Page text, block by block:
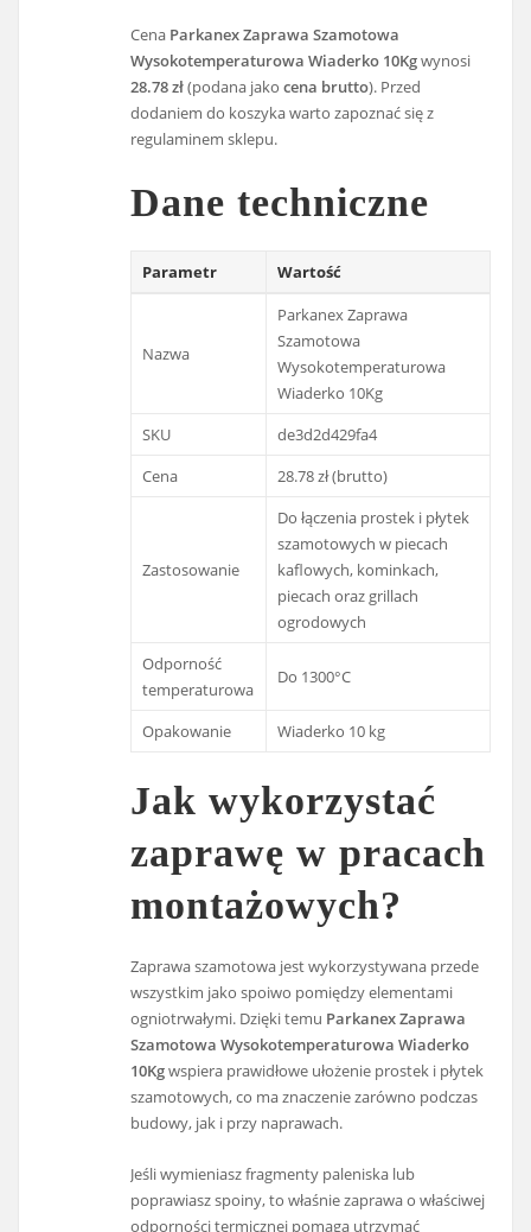
Cena Parkanex Zaprawa Szamotowa
Wysokotemperaturowa Wiaderko 10Kgwynosi
28.78 zł(podana jakocena brutto). Przed
dodaniem do koszyka warto zapoznać się z
regulaminem sklepu.
Dane techniczne
Parametr Wartość
Nazwa
Parkanex Zaprawa
Szamotowa
Wysokotemperaturowa
Wiaderko 10Kg
SKU
de3d2d429fa4
Cena
28.78 zł (brutto)
Zastosowanie
Do łączenia prostek i płytek
szamotowych w piecach
kaflowych, kominkach,
piecach oraz grillach
ogrodowych
Odporność
temperaturowa
Do 1300°C
Opakowanie Wiaderko 10 kg
Jak wykorzystać
zaprawę w pracach
montażowych?
Zaprawa szamotowa jest wykorzystywana przede
wszystkim jako spoiwo pomiędzy elementami
ogniotrwałymi. Dzięki temu Parkanex Zaprawa
Szamotowa Wysokotemperaturowa Wiaderko
10Kgwspiera prawidłowe ułożenie prostek i płytek
szamotowych, co ma znaczenie zarówno podczas
budowy, jak i przy naprawach.
Jeśli wymieniasz fragmenty paleniska lub
poprawiasz spoiny, to właśnie zaprawa o właściwej
odporności termicznej pomaga utrzymać